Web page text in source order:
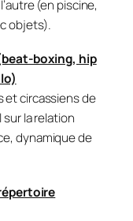
(en piscine,
objets).
(beat-boxing, hip
et circassiens de
sur la relation
dynamique de